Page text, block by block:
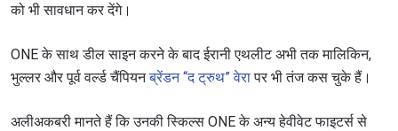
को भी सावधान कर देंगे।
ONE के साथ डील साइन करने के बाद ईरानी एथलीट अभी तक मालिकिन,
भुल्लर और पूर्व वर्ल्ड चैंपियनब्रेंडन “द ट्रुथ” वेरापर भी तंज कस चुके हैं।
अलीअकबरी मानते हैं कि उनकी स्किल्स ONE के अन्य हेवीवेट फाइटर्स से